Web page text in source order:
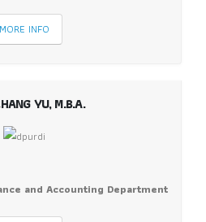
MORE INFO
YU, M.B.A.
and Accounting Department